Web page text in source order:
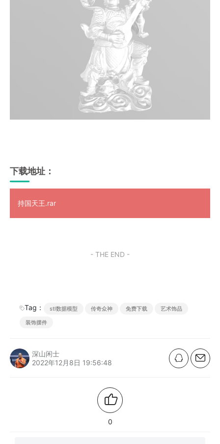
下载地址：
持国天王.rar
- THE END -
Tag： stl数据模型 传奇众神 免费下载
艺术饰品
装饰摆件
深山闲士
2022年12月8日 19:56:48
0